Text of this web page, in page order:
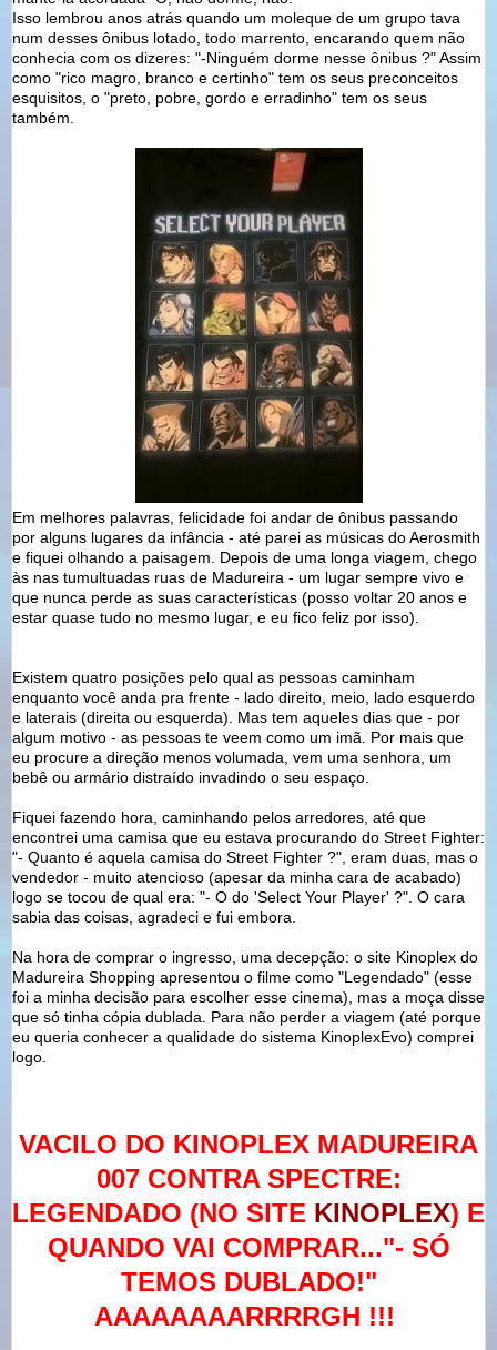
Isso lembrou anos atrás quando um moleque de um grupo tava
num desses ônibus lotado, todo marrento, encarando quem não
conhecia com os dizeres: "-Ninguém dorme nesse ônibus ?" Assim
como "rico magro, branco e certinho" tem os seus preconceitos
esquisitos, o "preto, pobre, gordo e erradinho" tem os seus
também.
Em melhores palavras, felicidade foi andar de ônibus passando
por alguns lugares da infância - até parei as músicas do Aerosmith
e fiquei olhando a paisagem. Depois de uma longa viagem, chego
às nas tumultuadas ruas de Madureira - um lugar sempre vivo e
que nunca perde as suas características (posso voltar 20 anos e
estar quase tudo no mesmo lugar, e eu fico feliz por isso).
Existem quatro posições pelo qual as pessoas caminham
enquanto você anda pra frente - lado direito, meio, lado esquerdo
e laterais (direita ou esquerda). Mas tem aqueles dias que - por
algum motivo - as pessoas te veem como um imã. Por mais que
eu procure a direção menos volumada, vem uma senhora, um
bebê ou armário distraído invadindo o seu espaço.
Fiquei fazendo hora, caminhando pelos arredores, até que
encontrei uma camisa que eu estava procurando do Street Fighter:
"- Quanto é aquela camisa do Street Fighter ?", eram duas, mas o
vendedor - muito atencioso (apesar da minha cara de acabado)
logo se tocou de qual era: "- O do 'Select Your Player' ?". O cara
sabia das coisas, agradeci e fui embora.
Na hora de comprar o ingresso, uma decepção: o site Kinoplex do
Madureira Shopping apresentou o filme como "Legendado" (esse
foi a minha decisão para escolher esse cinema), mas a moça disse
que só tinha cópia dublada. Para não perder a viagem (até porque
eu queria conhecer a qualidade do sistema KinoplexEvo) comprei
logo.
VACILO DO KINOPLEX MADUREIRA
007 CONTRA SPECTRE:
LEGENDADO (NO SITE KINOPLEX) E
QUANDO VAI COMPRAR..."- SÓ
TEMOS DUBLADO!"
AAAAAAAARRRRGH !!!